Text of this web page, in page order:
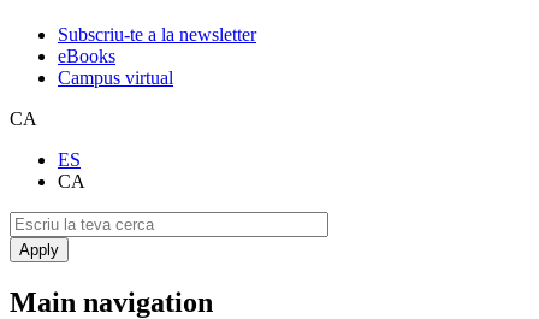
Subscriu-te a la newsletter
eBooks
Campus virtual
CA
ES
CA
Main navigation